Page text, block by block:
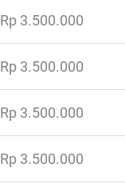
Rp 3.500.000
Rp 3.500.000
Rp 3.500.000
Rp 3.500.000